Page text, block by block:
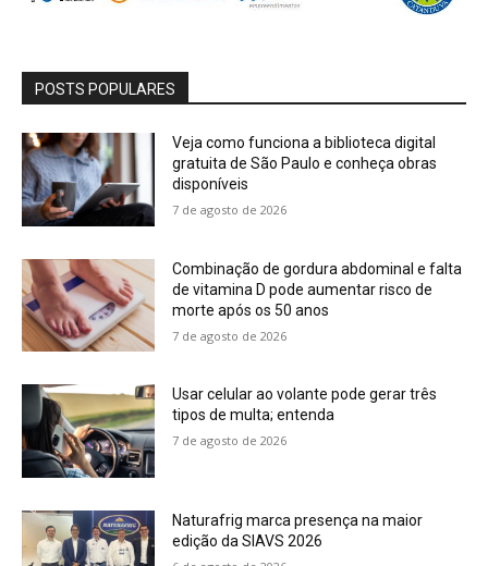
POSTS POPULARES
Veja como funciona a biblioteca digital
gratuita de São Paulo e conheça obras
disponíveis
7 de agosto de 2026
Combinação de gordura abdominal e falta
de vitamina D pode aumentar risco de
morte após os 50 anos
7 de agosto de 2026
Usar celular ao volante pode gerar três
tipos de multa; entenda
7 de agosto de 2026
Naturafrig marca presença na maior
edição da SIAVS 2026